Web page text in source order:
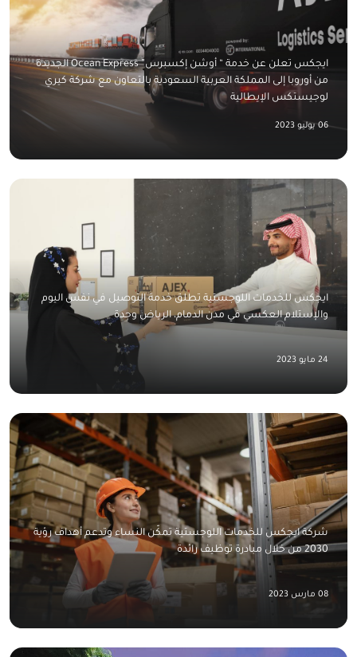
ايجكس تعلن عن خدمة “ أوشن إكسبرس” Ocean Express الجديدة
من أوروبا إلى المملكة العربية السعودية بالتعاون مع شركة كيري
لوجيستكس الإيطالية
06 يوليو 2023
ايجكس للخدمات اللوجستية تطلق خدمة التوصيل في نفس اليوم
والإستلام العكسي في مدن الدمام، الرياض وجدة
24 مايو 2023
شركة ايجكس للخدمات اللوجستية تمكّن النساء وتدعم أهداف رؤية
2030 من خلال مبادرة توظيف رائدة
08 مارس 2023